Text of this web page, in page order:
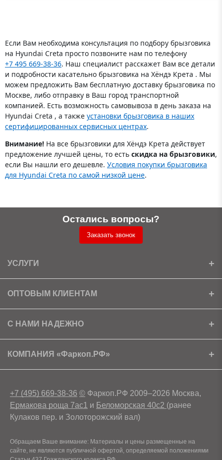
Если Вам необходима консультация по подбору брызговика
на Hyundai Creta просто позвоните нам по телефону
+7 495 669-38-36. Наш специалист расскажет Вам все детали
и подробности касательно брызговика на Хёндэ Крета . Мы
можем предложить Вам бесплатную доставку брызговика по
Москве, либо отправку в Ваш город транспортной
компанией. Есть возможность самовывоза в день заказа на
Hyundai Creta , а также установки брызговика в наших
сертифицированных сервисных центрах.
Внимание! На все брызговики для Хёндэ Крета действует
предложение лучшей цены, то есть скидка на брызговики,
если Вы нашли его дешевле. Условия покупки брызговика
для Hyundai Creta по самой низкой цене.
Остались вопросы?
Заказать звонок
УСЛУГИ
Установка
Доставка
ОПТОВЫМ КЛИЕНТАМ
Ищем партнеров
Скачать прайс
С НАМИ НАДЕЖНО
Сертификаты
Условия возврата
КОМПАНИЯ «Фаркоп.РФ»
+7 (495) 669-38-36 © Фаркоп.РФ 2009–2026 Москва,
Ермакова роща 7ас1 и Беломорская 40с2 (ранее
Кулаков пер. и Золоторожский вал)
Обращаем Ваше внимание: Материалы и цены размещенные на
сайте, не являются публичной офертой, определяемой положениями